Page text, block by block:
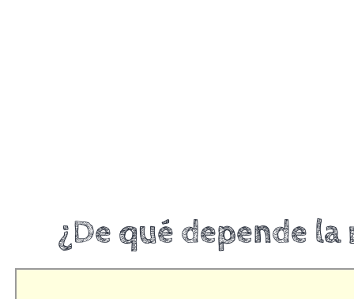
¿De qué depende